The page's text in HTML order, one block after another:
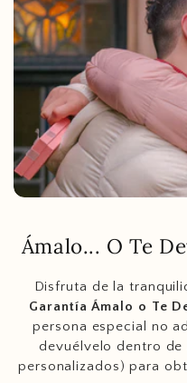
Ámalo... O Te
Disfruta de la
Garantía Ámalo o Te
persona especial no
devuélvelo dentro
personalizados) para